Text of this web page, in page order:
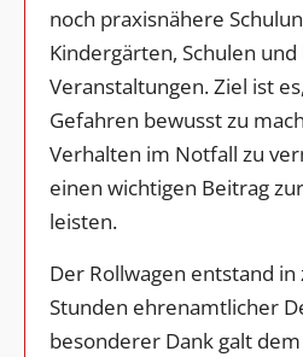
noch praxisnähere
Kindergärten, Schulen
Veranstaltungen. Ziel ist
Gefahren bewusst zu
Verhalten im Notfall zu
einen wichtigen Beitrag
leisten.
Der Rollwagen entstand in
Stunden ehrenamtlicher
besonderer Dank galt